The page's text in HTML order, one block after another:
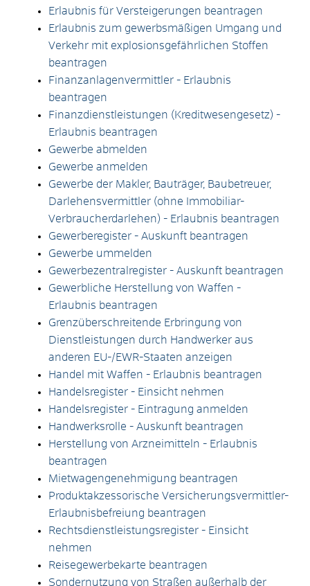
Erlaubnis für Versteigerungen beantragen
Erlaubnis zum gewerbsmäßigen Umgang und
Verkehr mit explosionsgefährlichen Stoffen
beantragen
Finanzanlagenvermittler - Erlaubnis
beantragen
Finanzdienstleistungen (Kreditwesengesetz) -
Erlaubnis beantragen
Gewerbe abmelden
Gewerbe anmelden
Gewerbe der Makler, Bauträger, Baubetreuer,
Darlehensvermittler (ohne Immobiliar-
Verbraucherdarlehen) - Erlaubnis beantragen
Gewerberegister - Auskunft beantragen
Gewerbe ummelden
Gewerbezentralregister - Auskunft beantragen
Gewerbliche Herstellung von Waffen -
Erlaubnis beantragen
Grenzüberschreitende Erbringung von
Dienstleistungen durch Handwerker aus
anderen EU-/EWR-Staaten anzeigen
Handel mit Waffen - Erlaubnis beantragen
Handelsregister - Einsicht nehmen
Handelsregister - Eintragung anmelden
Handwerksrolle - Auskunft beantragen
Herstellung von Arzneimitteln - Erlaubnis
beantragen
Mietwagengenehmigung beantragen
Produktakzessorische Versicherungsvermittler-
Erlaubnisbefreiung beantragen
Rechtsdienstleistungsregister - Einsicht
nehmen
Reisegewerbekarte beantragen
Sondernutzung von Straßen außerhalb der